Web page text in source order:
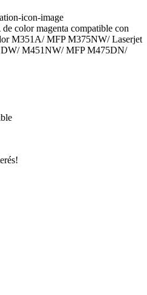
color magenta compatible con
M351A/ MFP M375NW/ Laserjet
M451NW/ MFP M475DN/